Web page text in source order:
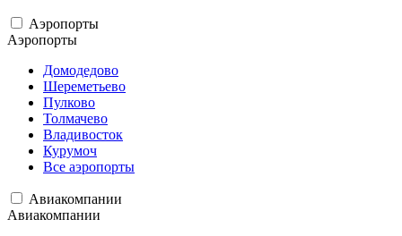
Аэропорты
Аэропорты
Домодедово
Шереметьево
Пулково
Толмачево
Владивосток
Курумоч
Все аэропорты
Авиакомпании
Авиакомпании